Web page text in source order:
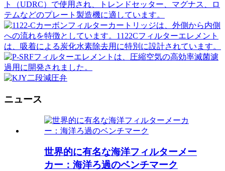
ニュース
世界的に有名な海洋フィルターメー
カー：海洋ろ過のベンチマーク